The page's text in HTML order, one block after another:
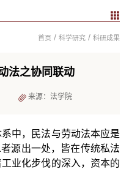
首页 / 科学研究 / 科研成果
法之协同联动
来源：法学院
中，民法与劳动法本应是
源出一处，皆在传统私法
业化步伐的深入，资本的